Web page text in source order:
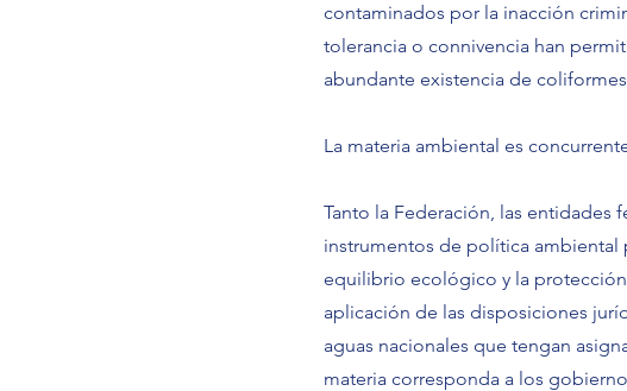
contaminados por la inacción
tolerancia o connivencia han
abundante existencia de
La materia ambiental es
Tanto la Federación, las entidades
instrumentos de política ambiental
equilibrio ecológico y la
aplicación de las disposiciones
aguas nacionales que tengan
materia corresponda a los